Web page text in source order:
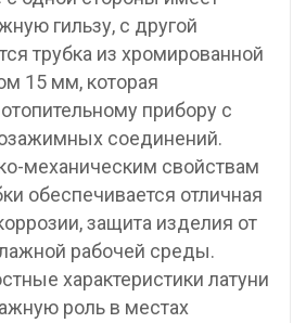
гильзу, с другой
трубка из хромированной
15 мм, которая
прибору с
соединений.
механическим свойствам
обеспечивается отличная
защита изделия от
рабочей среды.
характеристики латуни
роль в местах